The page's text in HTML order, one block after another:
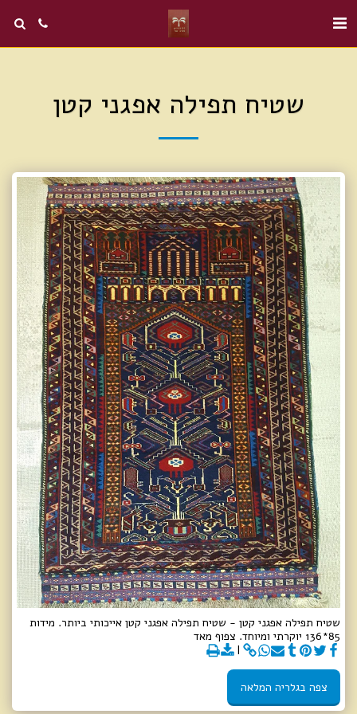
שטיח תפילה אפגני קטן
שטיח תפילה אפגני קטן - שטיח תפילה אפגני קטן אייכותי ביותר. מידות
85*136 יוקרתי ומיוחד. צפוף מאד
צפה בגלריה המלאה